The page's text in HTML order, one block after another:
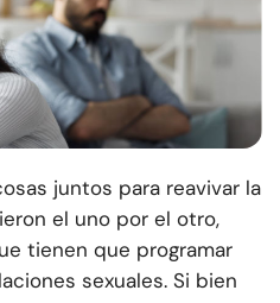
juntos para reavivar la
el uno por el otro,
tienen que programar
sexuales. Si bien